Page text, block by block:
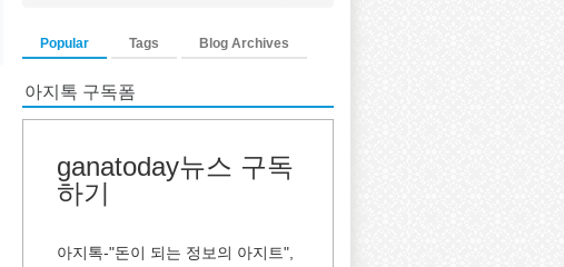
Popular Tags Blog Archives
아지톡 구독폼
ganatoday뉴스 구독
하기
아지톡-"돈이 되는 정보의 아지트",